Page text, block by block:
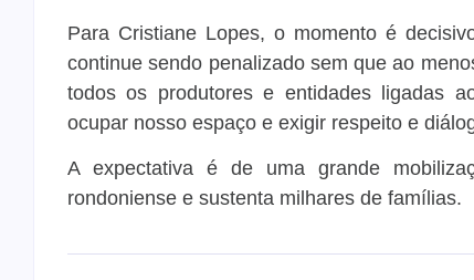
Para Cristiane Lopes, o momento é
continue sendo penalizado sem que ao
todos os produtores e entidades ligadas
ocupar nosso espaço e exigir respeito e
A expectativa é de uma grande
rondoniense e sustenta milhares de famílias.